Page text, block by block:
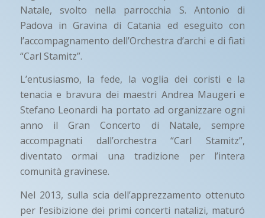
Natale, svolto nella parrocchia S. Antonio di
Padova in Gravina di Catania ed eseguito con
l’accompagnamento dell’Orchestra d’archi e di fiati
“Carl Stamitz”.
L’entusiasmo, la fede, la voglia dei coristi e la
tenacia e bravura dei maestri Andrea Maugeri e
Stefano Leonardi ha portato ad organizzare ogni
anno il Gran Concerto di Natale, sempre
accompagnati dall’orchestra “Carl Stamitz”,
diventato ormai una tradizione per l’intera
comunità gravinese.
Nel 2013, sulla scia dell’apprezzamento ottenuto
per l’esibizione dei primi concerti natalizi, maturó